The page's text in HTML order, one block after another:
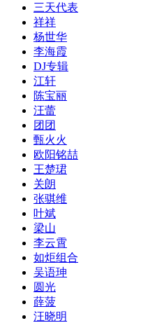
三天代表
祥祥
杨世华
李海霞
DJ专辑
江轩
陈宝丽
汪蕾
团团
甄火火
欧阳铭喆
王楚珺
关朗
张骐维
叶斌
梁山
李云霄
如炬组合
吴语珅
圆光
薛菠
汪晓明